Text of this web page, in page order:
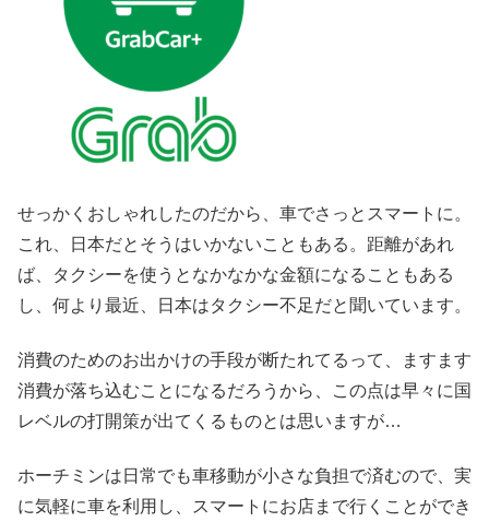
せっかくおしゃれしたのだから、車でさっとスマートに。
これ、日本だとそうはいかないこともある。距離があれ
ば、タクシーを使うとなかなかな金額になることもある
し、何より最近、日本はタクシー不足だと聞いています。
消費のためのお出かけの手段が断たれてるって、ますます
消費が落ち込むことになるだろうから、この点は早々に国
レベルの打開策が出てくるものとは思いますが…
ホーチミンは日常でも車移動が小さな負担で済むので、実
に気軽に車を利用し、スマートにお店まで行くことができ